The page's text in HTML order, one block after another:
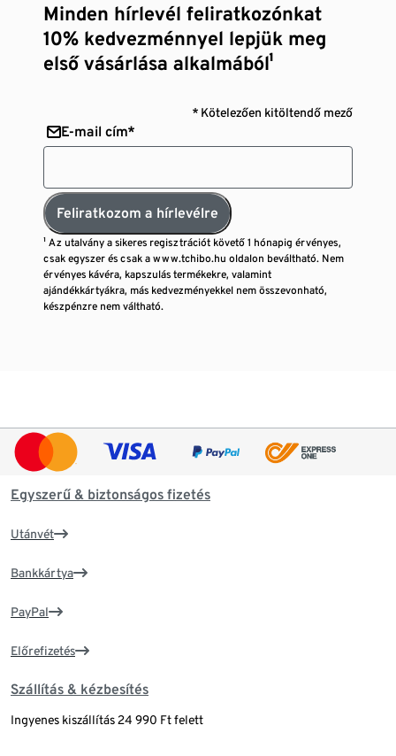
Minden hírlevél feliratkozónkat
10% kedvezménnyel lepjük meg
első vásárlása alkalmából¹
* Kötelezően kitöltendő mező
E-mail cím*
Feliratkozom a hírlevélre
¹ Az utalvány a sikeres regisztrációt követő 1 hónapig érvényes,
csak egyszer és csak a www.tchibo.hu oldalon beváltható. Nem
érvényes kávéra, kapszulás termékekre, valamint
ajándékkártyákra, más kedvezményekkel nem összevonható,
készpénzre nem váltható.
Egyszerű & biztonságos fizetés
Utánvét
Bankkártya
PayPal
Előrefizetés
Szállítás & kézbesítés
Ingyenes kiszállítás 24 990 Ft felett